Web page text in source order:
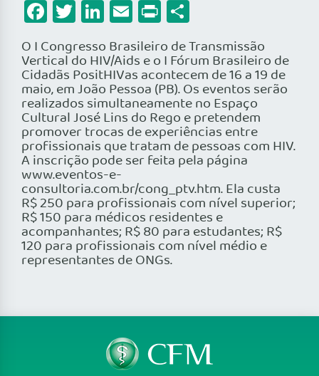
Facebook
Twitter
LinkedIn
Email
Print
O I Congresso Brasileiro de Transmissão
Vertical do HIV/Aids e o I Fórum Brasileiro de
Cidadãs PositHIVas acontecem de 16 a 19 de
maio, em João Pessoa (PB). Os eventos serão
realizados simultaneamente no Espaço
Cultural José Lins do Rego e pretendem
promover trocas de experiências entre
profissionais que tratam de pessoas com HIV.
A inscrição pode ser feita pela página
www.eventos-e-
consultoria.com.br/cong_ptv.htm. Ela custa
R$ 250 para profissionais com nível superior;
R$ 150 para médicos residentes e
acompanhantes; R$ 80 para estudantes; R$
120 para profissionais com nível médio e
representantes de ONGs.